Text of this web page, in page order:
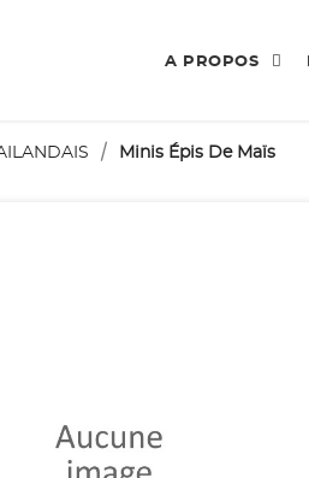
A PROPOS
Minis Épis De Maïs